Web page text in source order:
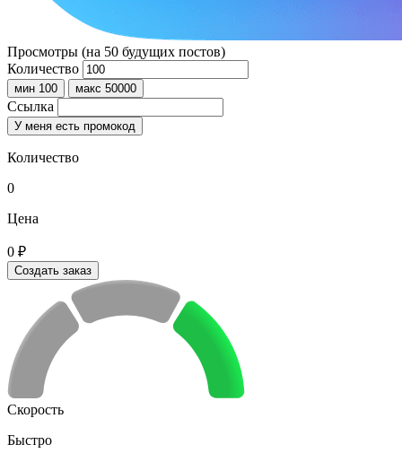
Просмотры (на 50 будущих постов)
Количество
мин 100 макс 50000
Ссылка
У меня есть промокод
Количество
0
Цена
0 ₽
Создать заказ
Скорость
Быстро